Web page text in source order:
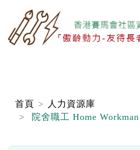
主
內
首頁
人力資源庫
院舍職工 Home Workman